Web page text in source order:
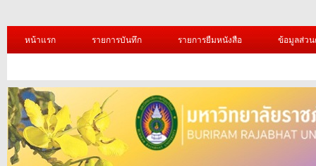
หน้าแรก รายการบันทึก รายการยืมหนังสือ ข้อมูลส่ว